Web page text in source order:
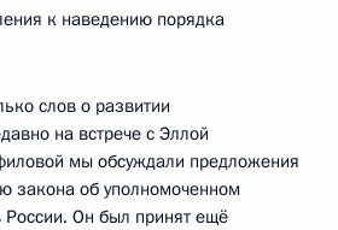
к наведению порядка
слов о развитии
на встрече с Эллой
мы обсуждали предложения
закона об уполномоченном
Он был принят ещё